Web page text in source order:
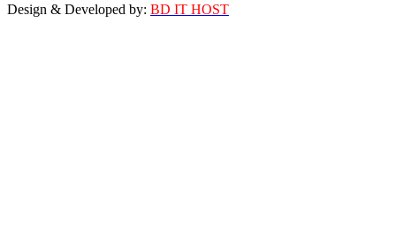
Design & Developed by: BD IT HOST